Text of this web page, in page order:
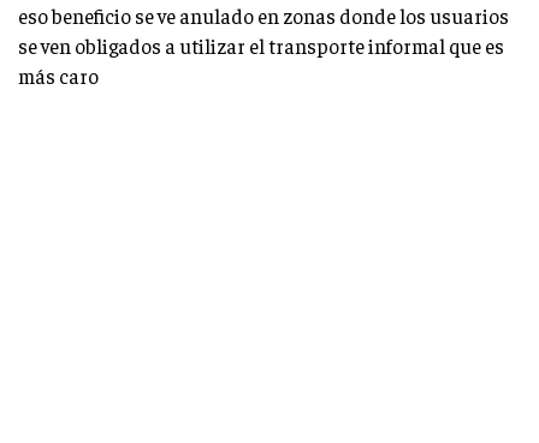
eso beneficio se ve anulado en zonas donde los usuarios
se ven obligados a utilizar el transporte informal que es
más caro